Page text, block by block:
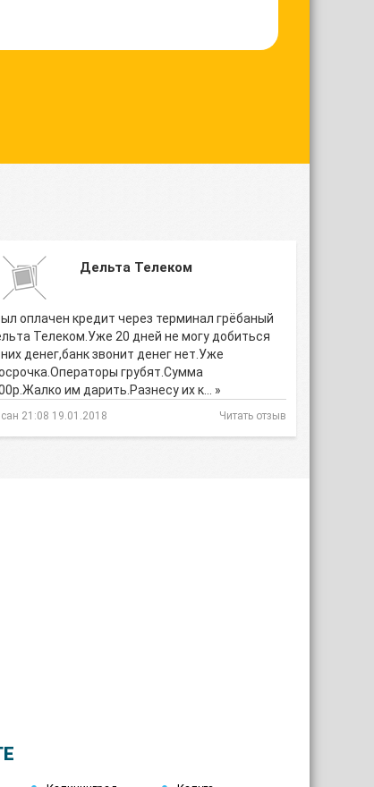
Дельта Телеком
оплачен кредит через терминал грёбаный
Телеком.Уже 20 дней не могу добиться
денег,банк звонит денег нет.Уже
грубят.Сумма
им дарить.Разнесу их к… »
21:08 19.01.2018 Читать отзыв